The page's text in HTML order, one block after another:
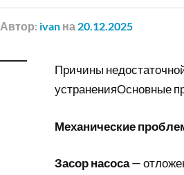
Автор: ivan на 20.12.2025
Причины
устраненияОсновные
Механические
Засор насоса—